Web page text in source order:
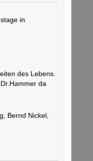
in
des Lebens.
da
Bernd Nickel,